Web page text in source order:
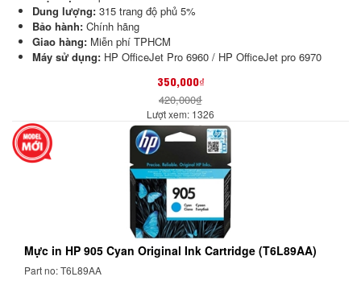
Dung lượng: 315 trang độ phủ 5%
Bảo hành: Chính hãng
Giao hàng: Miễn phí TPHCM
Máy sử dụng: HP OfficeJet Pro 6960 / HP OfficeJet pro 6970
350,000₫
420,000₫
Lượt xem: 1326
Mực in HP 905 Cyan Original Ink Cartridge (T6L89AA)
Part no: T6L89AA